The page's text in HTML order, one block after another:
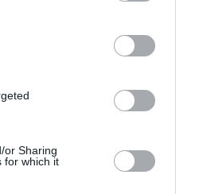
or Sharing
for which it
ΣΧΟΛΙΟΥ